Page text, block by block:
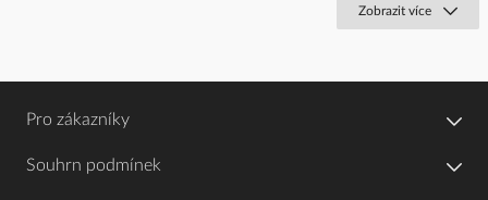
Zobrazit více
Pro zákazníky
Souhrn podmínek